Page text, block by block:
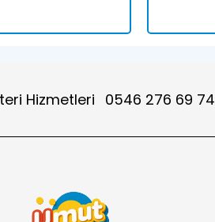
Hizmetleri 0546 276 69 74